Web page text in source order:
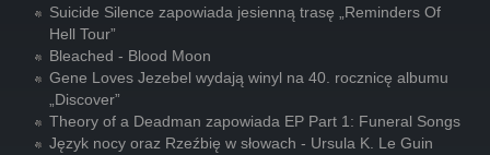
Suicide Silence zapowiada jesienną trasę „Reminders Of
Hell Tour”
Bleached - Blood Moon
Gene Loves Jezebel wydają winyl na 40. rocznicę albumu
„Discover”
Theory of a Deadman zapowiada EP Part 1: Funeral Songs
Język nocy oraz Rzeźbię w słowach - Ursula K. Le Guin